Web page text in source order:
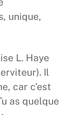
unique,
L. Haye
Il
car c’est
as quelque